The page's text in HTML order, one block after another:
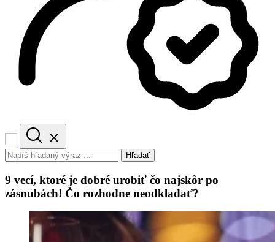
Hľadať
9 vecí, ktoré je dobré urobiť čo najskôr po
zásnubách! Čo rozhodne neodkladať?